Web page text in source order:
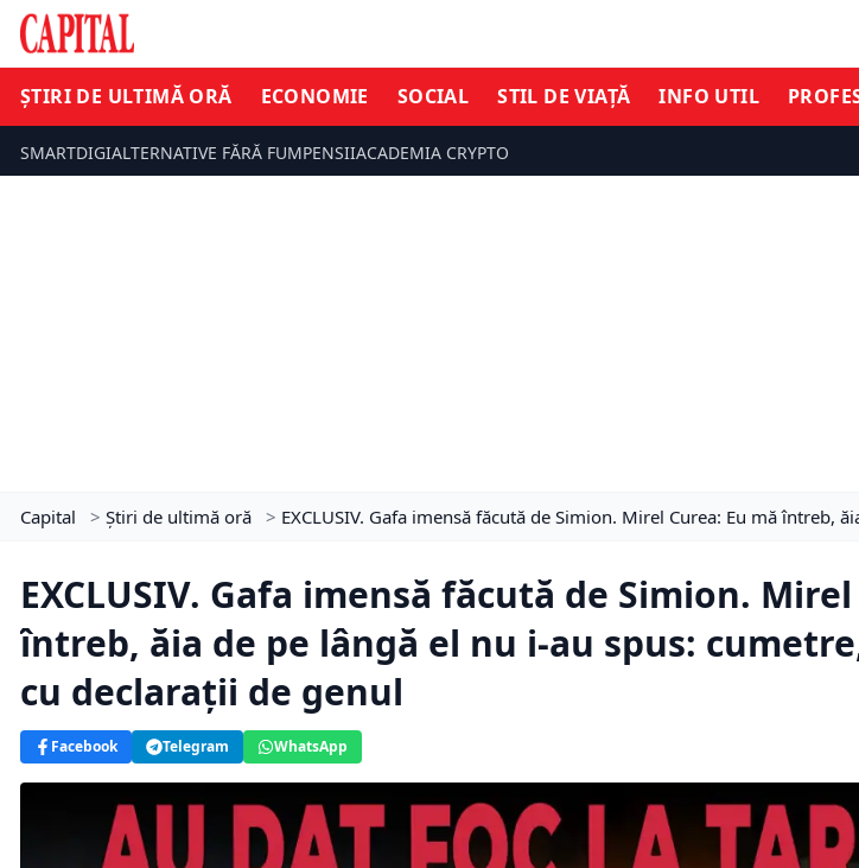
ȘTIRI DE ULTIMĂ ORĂ ECONOMIE SOCIAL STIL DE VIAȚĂ INFO UTIL
SMARTDIGIALTERNATIVE FĂRĂ FUMPENSIIACADEMIA CRYPTO
Capital > Știri de ultimă oră > EXCLUSIV. Gafa imensă făcută de Simion. Mirel Curea: Eu mă
EXCLUSIV. Gafa imensă făcută de Simion.
întreb, ăia de pe lângă el nu i-au spus:
cu declarații de genul
Facebook Telegram WhatsApp